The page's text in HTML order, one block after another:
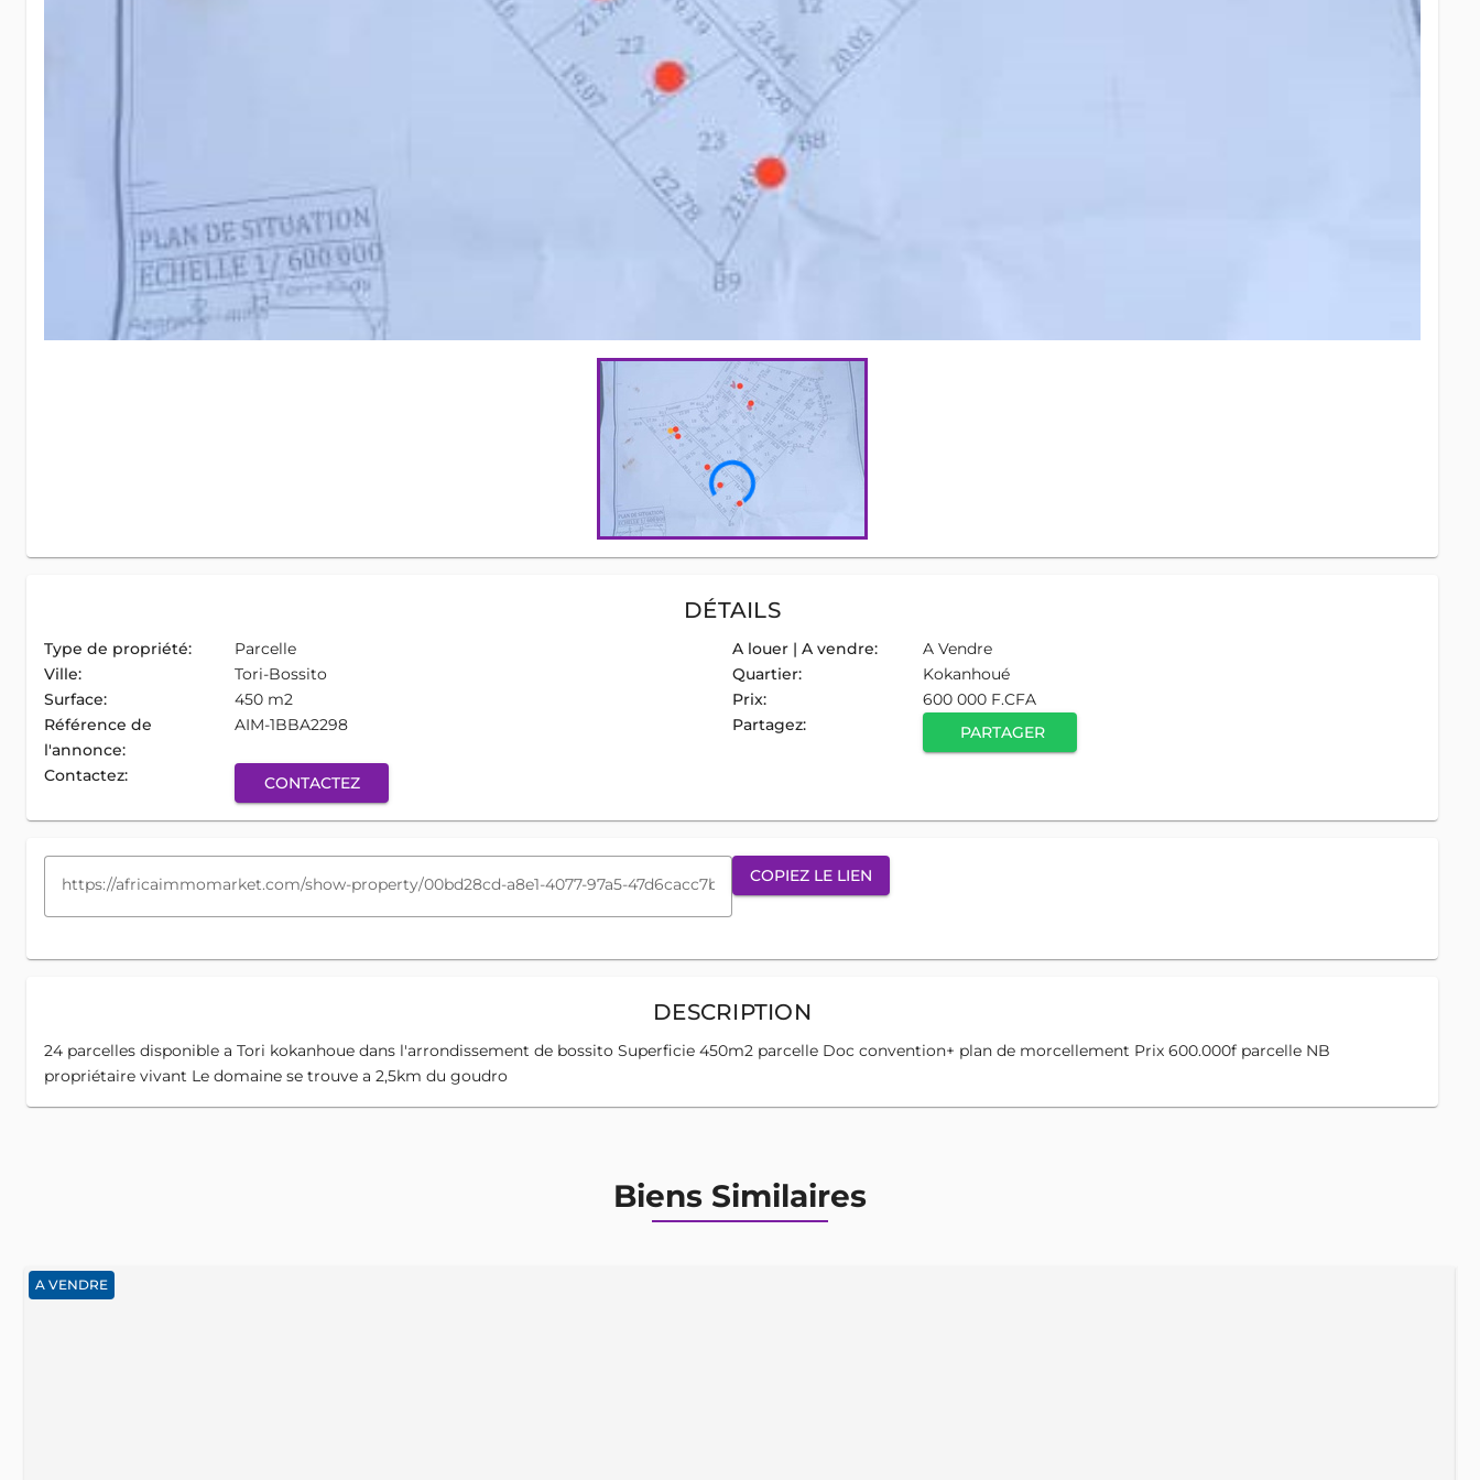
DÉTAILS
Type de propriété: Parcelle A louer | A vendre:
A Vendre
Ville:
Tori-Bossito Quartier:
Kokanhoué
Surface:
450 m2 Prix:
600 000 F.CFA
Référence de
l'annonce:
AIM-1BBA2298 Partagez: PARTAGER
Contactez: CONTACTEZ
COPIEZ LE LIEN
DESCRIPTION
24 parcelles disponible a Tori kokanhoue dans l'arrondissement de bossito Superficie 450m2 parcelle Doc convention+ plan de morcellement Prix 600.000f parcelle NB
propriétaire vivant Le domaine se trouve a 2,5km du goudro
Biens Similaires
A VENDRE